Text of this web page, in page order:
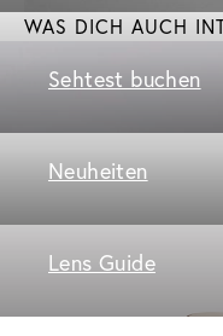
WAS DICH AUCH
Sehtest buchen
Neuheiten
Lens Guide